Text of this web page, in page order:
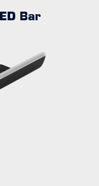
Bar